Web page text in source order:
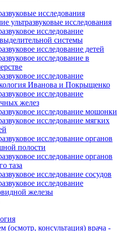
исследования
ультразвуковые исследования
исследование
системы
исследование детей
исследование в
исследование
Иванова и Покрыщенко
исследование
желез
исследование мошонки
исследование мягких
исследование органов
полости
исследование органов
таза
исследование сосудов
исследование
железы
(осмотр, консультация) врача -